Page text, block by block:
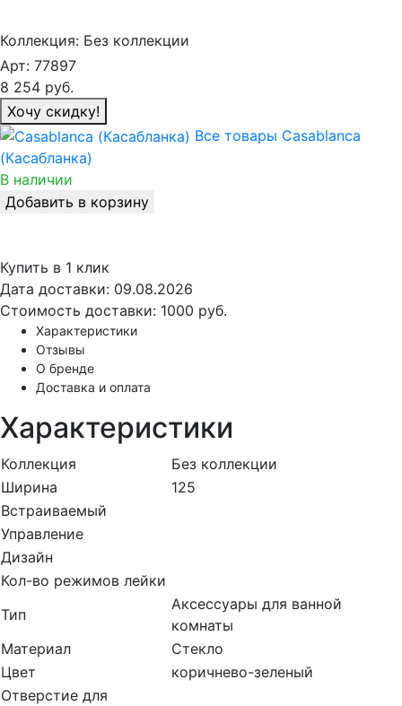
Коллекция: Без коллекции
Арт: 77897
8 254 руб.
Хочу скидку!
Все товары Casablanca
(Касабланка)
В наличии
Добавить в корзину
Купить в 1 клик
Дата доставки: 09.08.2026
Стоимость доставки: 1000 руб.
Характеристики
Отзывы
О бренде
Доставка и оплата
Характеристики
Коллекция
Без коллекции
Ширина
125
Встраиваемый
Управление
Дизайн
Кол-во режимов лейки
Тип
Аксессуары для ванной
комнаты
Материал
Стекло
Цвет
коричнево-зеленый
Отверстие для